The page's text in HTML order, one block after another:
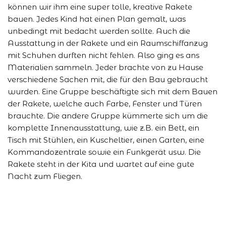
können wir ihm eine super tolle, kreative Rakete
bauen. Jedes Kind hat einen Plan gemalt, was
unbedingt mit bedacht werden sollte. Auch die
Ausstattung in der Rakete und ein Raumschiffanzug
mit Schuhen durften nicht fehlen. Also ging es ans
Materialien sammeln. Jeder brachte von zu Hause
verschiedene Sachen mit, die für den Bau gebraucht
wurden. Eine Gruppe beschäftigte sich mit dem Bauen
der Rakete, welche auch Farbe, Fenster und Türen
brauchte. Die andere Gruppe kümmerte sich um die
komplette Innenausstattung, wie z.B. ein Bett, ein
Tisch mit Stühlen, ein Kuscheltier, einen Garten, eine
Kommandozentrale sowie ein Funkgerät usw. Die
Rakete steht in der Kita und wartet auf eine gute
Nacht zum Fliegen.